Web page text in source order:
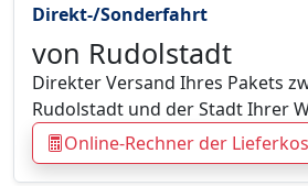
Direkt-/Sonderfahrt
von Rudolstadt
Direkter Versand Ihres Pakets
Rudolstadt und der Stadt Ihrer
Online-Rechner der